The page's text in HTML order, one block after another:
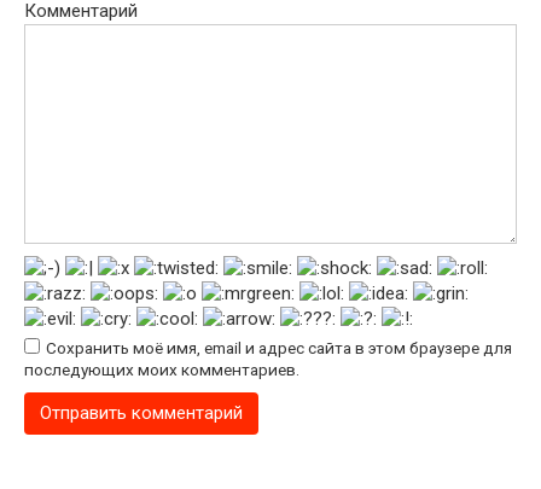
Комментарий
Сохранить моё имя, email и адрес сайта в этом браузере для
последующих моих комментариев.